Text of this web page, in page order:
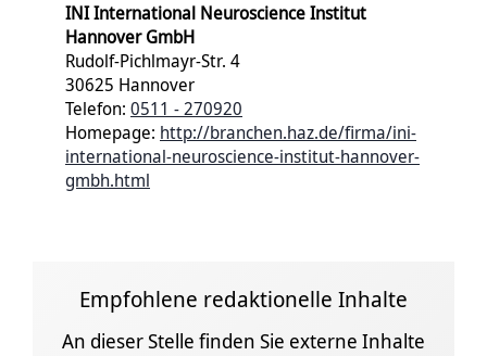
INI International Neuroscience Institut
Hannover GmbH
Rudolf-Pichlmayr-Str. 4
30625 Hannover
Telefon: 0511 - 270920
Homepage: http://branchen.haz.de/firma/ini-
international-neuroscience-institut-hannover-
gmbh.html
Empfohlene redaktionelle Inhalte
An dieser Stelle finden Sie externe Inhalte